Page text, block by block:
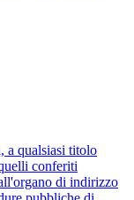
a qualsiasi titolo
conferiti
di indirizzo